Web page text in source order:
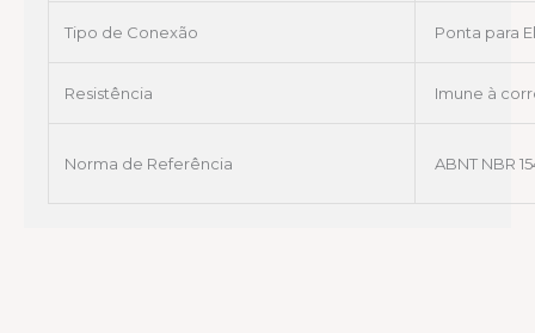
Tipo de Conexão Ponta para
Resistência Imune à
Norma de Referência ABNT NBR